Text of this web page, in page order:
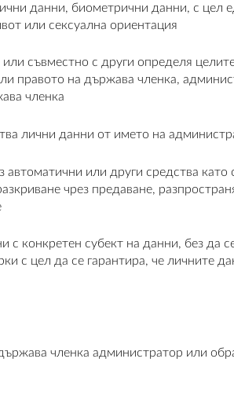
данни, биометрични данни, с цел
или сексуална ориентация
съвместно с други определя
правото на държава членка,
членка
лични данни от името на
или други средства като
чрез предаване,
конкретен субект на данни, без да
с цел да се гарантира, че личните
членка администратор или